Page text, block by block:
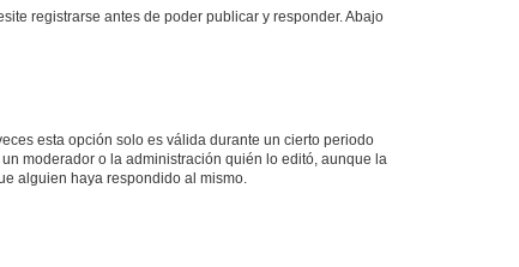
registrarse antes de poder publicar y responder. Abajo
esta opción solo es válida durante un cierto periodo
moderador o la administración quién lo editó, aunque la
alguien haya respondido al mismo.